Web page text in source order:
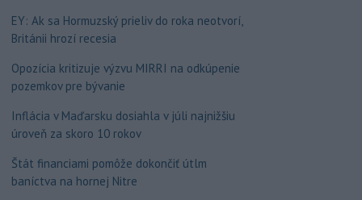
EY: Ak sa Hormuzský prieliv do roka neotvorí,
Británii hrozí recesia
Opozícia kritizuje výzvu MIRRI na odkúpenie
pozemkov pre bývanie
Inflácia v Maďarsku dosiahla v júli najnižšiu
úroveň za skoro 10 rokov
Štát financiami pomôže dokončiť útlm
baníctva na hornej Nitre